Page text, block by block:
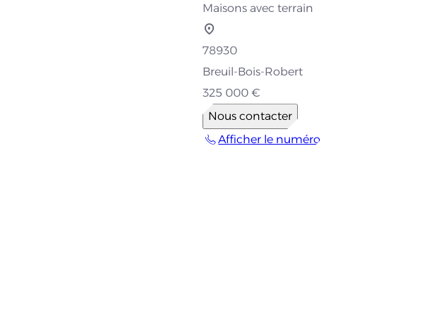
Maisons avec terrain
78930
Breuil-Bois-Robert
325 000 €
Nous contacter
Afficher le numéro